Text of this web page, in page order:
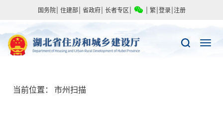
国务院 住建部 省政府 长者专区 繁 登录 注册
当前位置： 市州扫描